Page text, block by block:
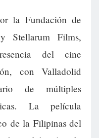
la Fundación de
Stellarum Films,
del cine
con Valladolid
de múltiples
La película
de la Filipinas del